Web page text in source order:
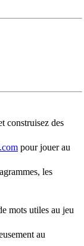
construisez des
pour jouer au
les
mots utiles au jeu
au